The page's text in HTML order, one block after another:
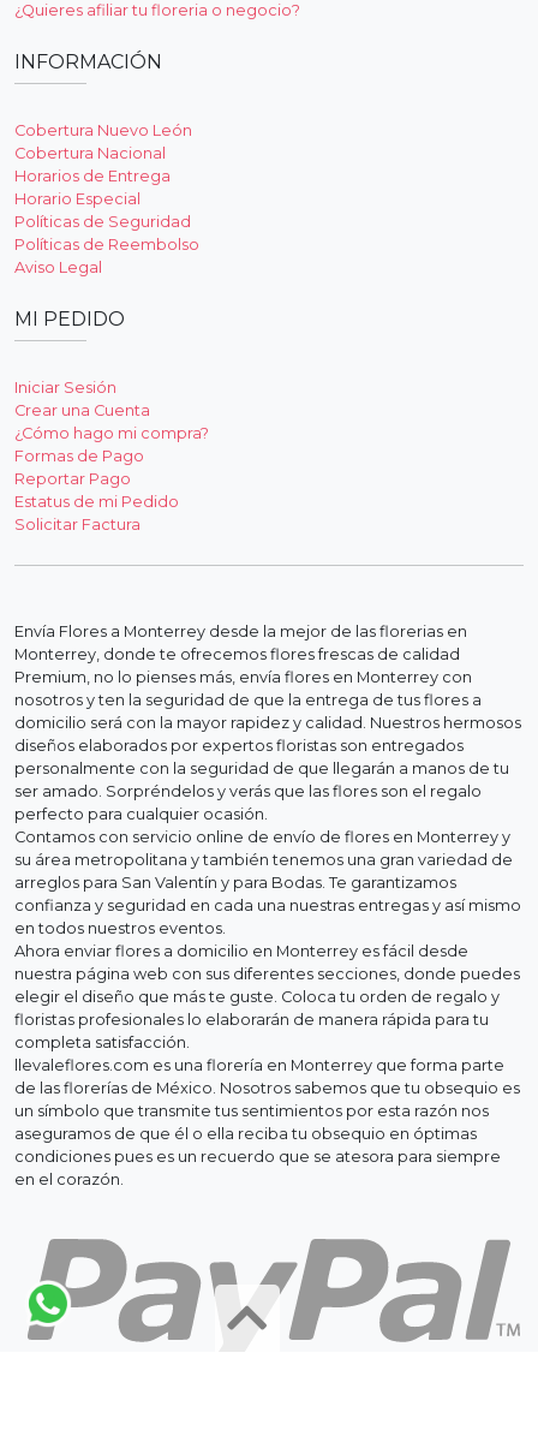
¿Quieres afiliar tu floreria o negocio?
INFORMACIÓN
Cobertura Nuevo León
Cobertura Nacional
Horarios de Entrega
Horario Especial
Políticas de Seguridad
Políticas de Reembolso
Aviso Legal
MI PEDIDO
Iniciar Sesión
Crear una Cuenta
¿Cómo hago mi compra?
Formas de Pago
Reportar Pago
Estatus de mi Pedido
Solicitar Factura
Envía Flores a Monterrey desde la mejor de las florerias en
Monterrey, donde te ofrecemos flores frescas de calidad
Premium, no lo pienses más, envía flores en Monterrey con
nosotros y ten la seguridad de que la entrega de tus flores a
domicilio será con la mayor rapidez y calidad. Nuestros hermosos
diseños elaborados por expertos floristas son entregados
personalmente con la seguridad de que llegarán a manos de tu
ser amado. Sorpréndelos y verás que las flores son el regalo
perfecto para cualquier ocasión.
Contamos con servicio online de envío de flores en Monterrey y
su área metropolitana y también tenemos una gran variedad de
arreglos para San Valentín y para Bodas. Te garantizamos
confianza y seguridad en cada una nuestras entregas y así mismo
en todos nuestros eventos.
Ahora enviar flores a domicilio en Monterrey es fácil desde
nuestra página web con sus diferentes secciones, donde puedes
elegir el diseño que más te guste. Coloca tu orden de regalo y
floristas profesionales lo elaborarán de manera rápida para tu
completa satisfacción.
llevaleflores.com es una florería en Monterrey que forma parte
de las florerías de México. Nosotros sabemos que tu obsequio es
un símbolo que transmite tus sentimientos por esta razón nos
aseguramos de que él o ella reciba tu obsequio en óptimas
condiciones pues es un recuerdo que se atesora para siempre
en el corazón.